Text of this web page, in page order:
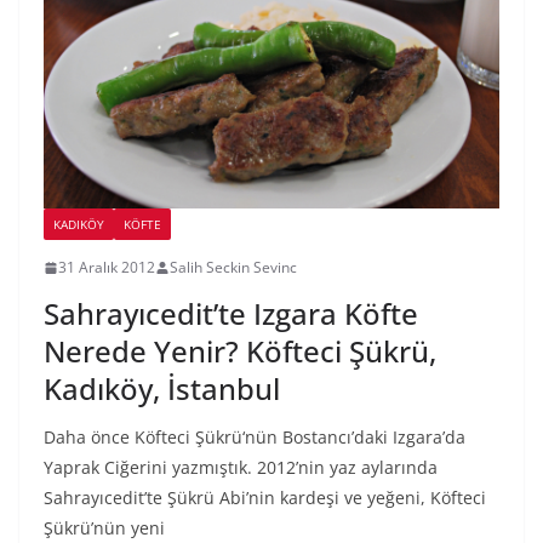
KADIKÖY KÖFTE
31 Aralık 2012 Salih Seckin Sevinc
Sahrayıcedit’te Izgara Köfte
Nerede Yenir? Köfteci Şükrü,
Kadıköy, İstanbul
Daha önce Köfteci Şükrü‘nün Bostancı’daki Izgara’da
Yaprak Ciğerini yazmıştık. 2012’nin yaz aylarında
Sahrayıcedit’te Şükrü Abi’nin kardeşi ve yeğeni, Köfteci
Şükrü’nün yeni